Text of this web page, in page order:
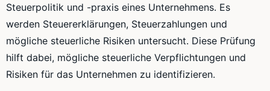
Steuerpolitik und -praxis eines Unternehmens. Es
werden Steuererklärungen, Steuerzahlungen und
mögliche steuerliche Risiken untersucht. Diese Prüfung
hilft dabei, mögliche steuerliche Verpflichtungen und
Risiken für das Unternehmen zu identifizieren.